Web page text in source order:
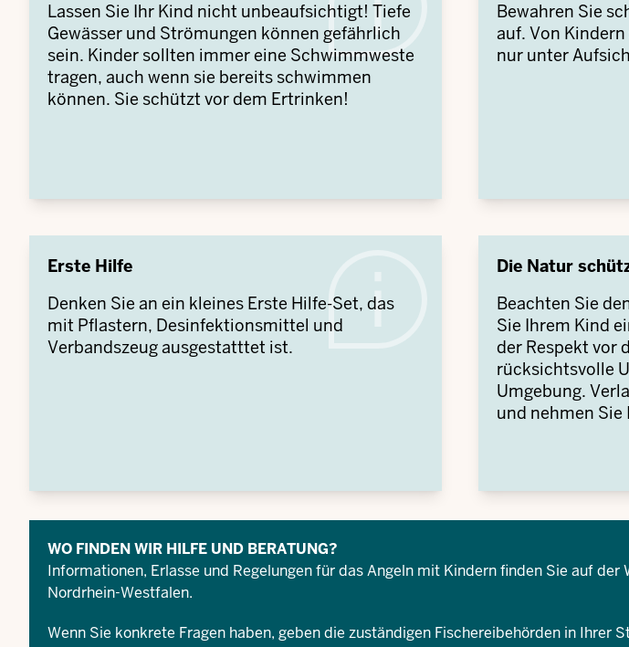
Lassen Sie Ihr Kind nicht unbeaufsichtigt! Tiefe
Gewässer und Strömungen können gefährlich
sein. Kinder sollten immer eine Schwimmweste
tragen, auch wenn sie bereits schwimmen
können. Sie schützt vor dem Ertrinken!
Bewahren Sie
auf. Von
nur unter
Erste Hilfe
Denken Sie an ein kleines Erste Hilfe-Set, das
mit Pflastern, Desinfektionsmittel und
Verbandszeug ausgestatttet ist.
Die Natur
Beachten Sie
Sie Ihrem Kind
der Respekt vor
rücksichtsvolle
Umgebung.
und nehmen
WO FINDEN WIR HILFE UND BERATUNG?
Informationen, Erlasse und Regelungen für das Angeln mit Kindern finden Sie auf der
Nordrhein-Westfalen.
Wenn Sie konkrete Fragen haben, geben die zuständigen Fischereibehörden in Ihrer